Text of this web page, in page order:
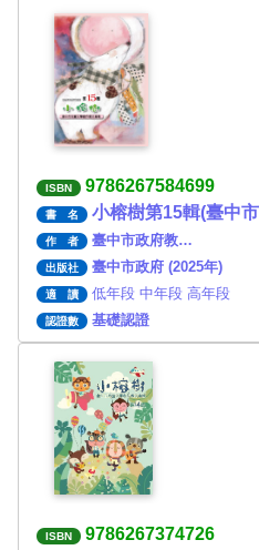
ISBN 9786267584699
書 名 小榕樹第15輯(臺中
作 者 臺中市政府教…
出版社 臺中市政府 (2025年)
適 讀 低年段 中年段 高年段
認證數 基礎認證
ISBN 9786267374726